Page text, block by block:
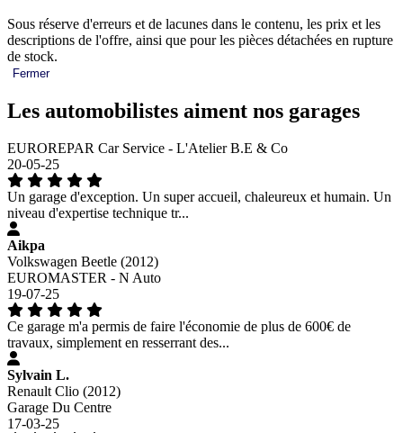
Sous réserve d'erreurs et de lacunes dans le contenu, les prix et les
descriptions de l'offre, ainsi que pour les pièces détachées en rupture
de stock.
Fermer
Les automobilistes aiment nos garages
EUROREPAR Car Service - L'Atelier B.E & Co
20-05-25
Un garage d'exception. Un super accueil, chaleureux et humain. Un
niveau d'expertise technique tr...
Aikpa
Volkswagen Beetle (2012)
EUROMASTER - N Auto
19-07-25
Ce garage m'a permis de faire l'économie de plus de 600€ de
travaux, simplement en resserrant des...
Sylvain L.
Renault Clio (2012)
Garage Du Centre
17-03-25